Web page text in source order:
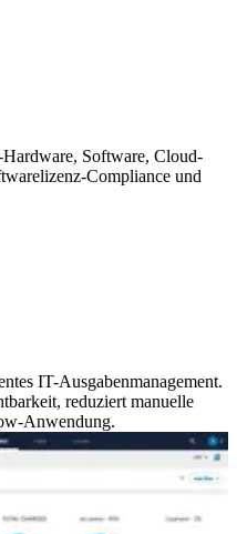
Software, Cloud-
Compliance und
IT-Ausgabenmanagement.
reduziert manuelle
Anwendung.